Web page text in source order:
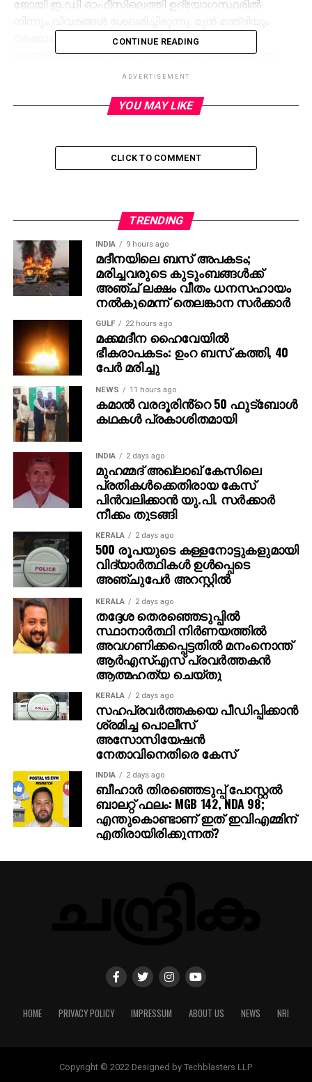
ജോയി ഇ.ഡി ഓഫീസിലെത്തി ഉദ്യോഗസ്ഥരില്‍
വടക്കാഞ്ചേരി എംഎല്‍എയുമായ എ.സി
മൊയ്തീനെതിരെ മൊഴിനല്‍കാന്‍ പറഞ്ഞായിരുന്നു
മര്‍ദനമെന്നാണ് അരവിന്ദാക്ഷന്റെ ആരോപണം.
കേസില്‍ എ.സി മൊയ്തീനെ പ്രതി ചേര്‍ക്കാന്‍
എ.സി മൊയ്തീന് വേണ്ടി സിപിഎം നേതൃത്വം
പാര്‍ട്ടിയുമായി ബന്ധപ്പെട്ട സീനിയര്‍ അഭിഭാഷകരില്‍
നല്‍കിയിരുന്നുവെങ്കിലും 19,20 തീയതികളില്‍
ഹാജരാകാന്‍ കഴിയില്ലെന്ന് അദ്ദേഹം ഇ.ഡിയെ
അറിയിച്ചിരുന്നു. ഈ ദിവസങ്ങളില്‍ കേസുമായി
ബന്ധപ്പെട്ട് റെയ്ഡിന്റെ തിരക്കിലായതിനാല്‍ എ.സി
മൊയ്തീനെ പിന്നീട് ഇ.ഡി ചോദ്യം ചെയ്യലിന്
വിളിച്ചിരുന്നില്ല. എന്നാല്‍ വീണ്ടും അദ്ദേഹത്തോട്
ഹാജരാകാന്‍ ആവശ്യപ്പെട്ട് ഉടന്‍ നോട്ടീസ്
നല്‍കുമെന്നാണ് സൂചന. എ.സി മൊയ്തീന്‍
ഹാജരാക്കിയ രേഖകള്‍ അപൂര്‍ണമാണെന്നും ചോദ്യം
ചെയ്യാന്‍ വീണ്ടും വിളിപ്പിക്കുമെന്നും ഇ.ഡി നേരത്തെ
വ്യക്തമാക്കിയിരുന്നു.
RELATED TOPICS:
CONTINUE READING
ADVERTISEMENT
YOU MAY LIKE
CLICK TO COMMENT
TRENDING
INDIA 9 hours ago
മദീനയിലെ ബസ് അപകടം;
മരിച്ചവരുടെ കുടുംബങ്ങള്‍ക്ക്
അഞ്ച് ലക്ഷം വീതം ധനസഹായം
നല്‍കുമെന്ന് തെലങ്കാന സര്‍ക്കാര്‍
GULF 22 hours ago
മക്കമദീന ഹൈവേയില്‍
ഭീകരാപകടം: ഉംറ ബസ് കത്തി, 40
പേര്‍ മരിച്ചു
NEWS 11 hours ago
കമാൽ വരദൂരിൻ്റെ 50 ഫുട്ബോൾ
കഥകൾ പ്രകാശിതമായി
INDIA 2 days ago
മുഹമ്മദ് അഖ്‌ലാഖ് കേസിലെ
പ്രതികള്‍ക്കെതിരായ കേസ്
പിന്‍വലിക്കാന്‍ യു.പി. സര്‍ക്കാര്‍
നീക്കം തുടങ്ങി
KERALA 2 days ago
500 രൂപയുടെ കള്ളനോട്ടുകളുമായി
വിദ്യാര്‍ത്ഥികള്‍ ഉള്‍പ്പെടെ
അഞ്ചുപേര്‍ അറസ്റ്റില്‍
KERALA 2 days ago
തദ്ദേശ തെരഞ്ഞെടുപ്പില്‍
സ്ഥാനാര്‍ത്ഥി നിര്‍ണയത്തില്‍
അവഗണിക്കപ്പെട്ടതില്‍ മനംനൊന്ത്
ആര്‍എസ്എസ് പ്രവര്‍ത്തകന്‍
ആത്മഹത്യ ചെയ്തു
KERALA 2 days ago
സഹപ്രവര്‍ത്തകയെ പീഡിപ്പിക്കാന്‍
ശ്രമിച്ച പൊലീസ്
അസോസിയേഷന്‍
നേതാവിനെതിരെ കേസ്
INDIA 2 days ago
ബീഹാർ തിരഞ്ഞെടുപ്പ് പോസ്റ്റൽ
ബാലറ്റ് ഫലം: MGB 142, NDA 98;
എന്തുകൊണ്ടാണ് ഇത് ഇവിഎമ്മിന്
എതിരായിരിക്കുന്നത്?
HOME PRIVACY POLICY IMPRESSUM ABOUT US NEWS NRI
Copyright © 2022 Designed by Techblasters LLP